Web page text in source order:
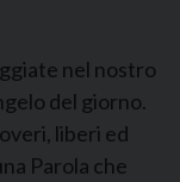
nel nostro
del giorno.
liberi ed
Parola che